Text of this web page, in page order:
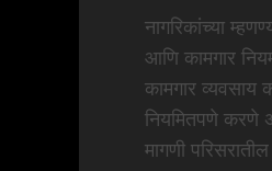
नागरिकांच्या
आणि कामगार
कामगार व्यवसाय
नियमितपणे करणे
मागणी